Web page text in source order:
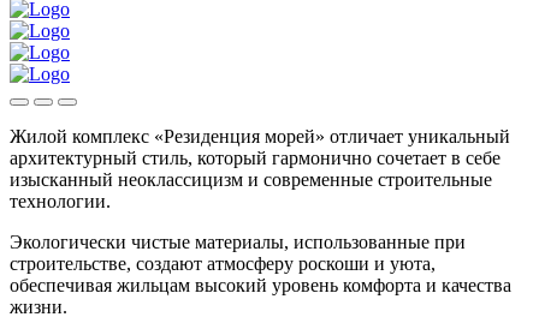
Жилой комплекс «Резиденция морей» отличает уникальный
архитектурный стиль, который гармонично сочетает в себе
изысканный неоклассицизм и современные строительные
технологии.
Экологически чистые материалы, использованные при
строительстве, создают атмосферу роскоши и уюта,
обеспечивая жильцам высокий уровень комфорта и качества
жизни.